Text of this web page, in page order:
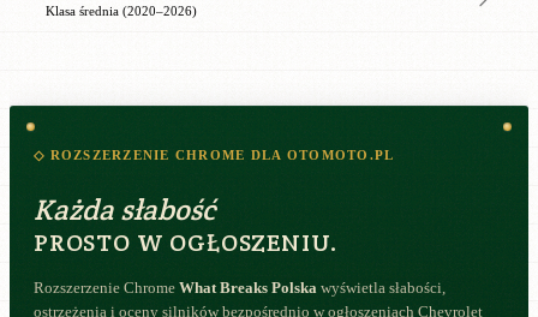
Klasa średnia (2020–2026)
◇ ROZSZERZENIE CHROME DLA OTOMOTO.PL
Każda słabość
PROSTO W OGŁOSZENIU.
Rozszerzenie Chrome What Breaks Polska wyświetla słabości,
ostrzeżenia i oceny silników bezpośrednio w ogłoszeniach Chevrolet